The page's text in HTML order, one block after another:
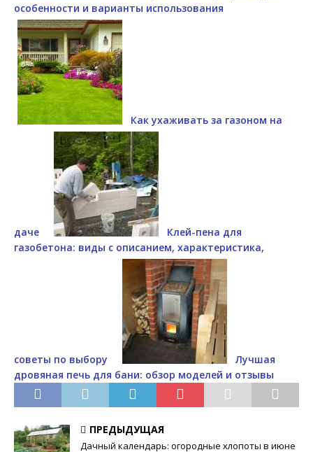
особенности и варианты использования
Как ухаживать за газоном на
даче
Клей-пена для
газобетона: виды с описанием, характеристика,
советы по выбору
Лучшая
дровяная печь для бани: обзор моделей и отзывы
ПРЕДЫДУЩАЯ
Дачный календарь: огородные хлопоты в июне